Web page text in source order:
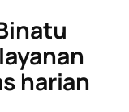
harian